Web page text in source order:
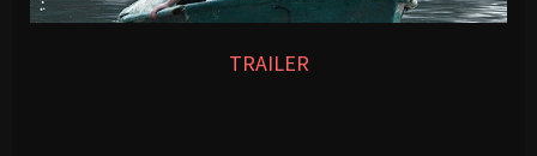
TRAILER